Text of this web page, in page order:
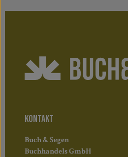
KONTAKT
Buch & Segen
Buchhandels GmbH